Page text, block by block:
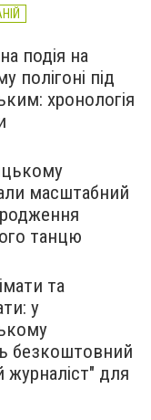
подія на
полігоні під
хронологія
масштабний
танцю
та
у
безкоштовний
для